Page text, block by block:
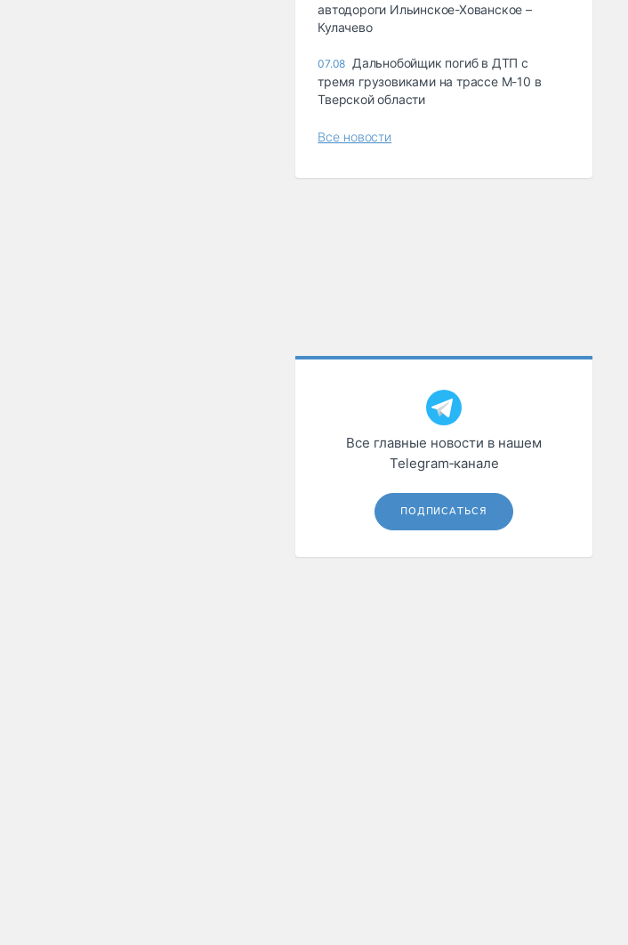
автодороги Ильинское-Хованское –
Кулачево
07.08 Дальнобойщик погиб в ДТП с
тремя грузовиками на трассе М-10 в
Тверской области
Все новости
Все главные новости в нашем
Telegram‑канале
ПОДПИСАТЬСЯ